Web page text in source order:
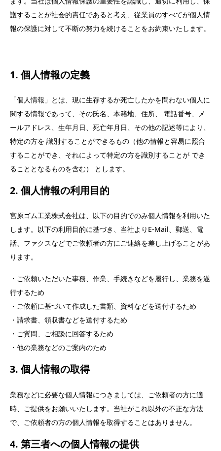
護することが社会的責任であると考え、従業員のすべてが個人情
報の保護に対して不断の努力を続けることをお約束いたします。
1. 個人情報の定義
「個人情報」とは、現に生存するか死亡したかを問わない個人に
関する情報であって、その氏名、本籍地、住所、 電話番号、メ
ールアドレス、生年月日、死亡年月日、その他の記述等により、
特定の方を 識別することができるもの（他の情報と容易に照合
することができ、それによって特定の方を識別することが でき
ることとなるものを含む） とします。
2. 個人情報の利用目的
宮原ゴム工業株式会社は、以下の目的でのみ個人情報を利用いた
します。以下の利用目的に基づき、当社よりE-Mail、郵送、電
話、ファクスなどでご依頼者の方にご連絡を差し上げることがあ
ります。
・ご依頼いただいた事務、作業、手続きなどを履行し、業務を遂
行するため
・ご依頼に基づいて作成した書類、資料などを送付するため
・請求書、領収書などを送付するため
・ご質問、ご相談に回答するため
・他の業務などのご案内のため
3. 個人情報の取得
業務などに必要な個人情報につきましては、ご依頼者の方に適
時、ご提供をお願いいたします。当社がこれ以外の不正な方法
で、ご依頼者の方の個人情報を取得することはありません。
4. 第三者への個人情報の提供